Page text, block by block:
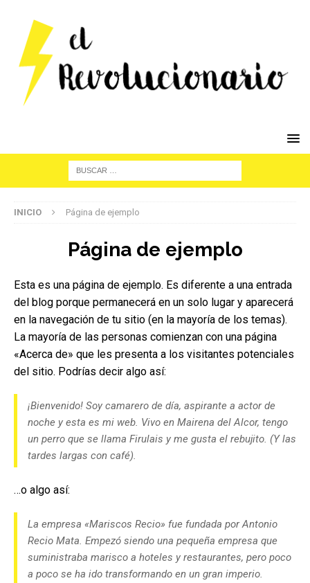
INICIO Página de ejemplo
Página de ejemplo
Esta es una página de ejemplo. Es diferente a una entrada
del blog porque permanecerá en un solo lugar y aparecerá
en la navegación de tu sitio (en la mayoría de los temas).
La mayoría de las personas comienzan con una página
«Acerca de» que les presenta a los visitantes potenciales
del sitio. Podrías decir algo así:
¡Bienvenido! Soy camarero de día, aspirante a actor de
noche y esta es mi web. Vivo en Mairena del Alcor, tengo
un perro que se llama Firulais y me gusta el rebujito. (Y las
tardes largas con café).
…o algo así:
La empresa «Mariscos Recio» fue fundada por Antonio
Recio Mata. Empezó siendo una pequeña empresa que
suministraba marisco a hoteles y restaurantes, pero poco
a poco se ha ido transformando en un gran imperio.